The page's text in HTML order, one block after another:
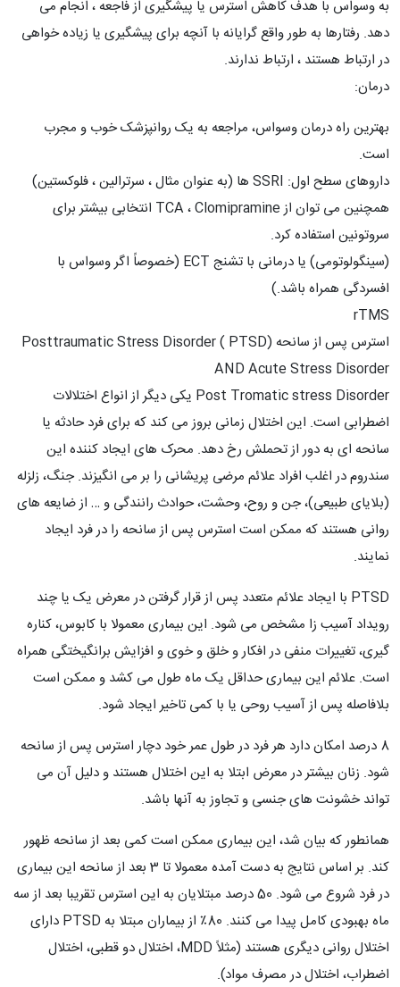
به وسواس با هدف کاهش استرس یا پیشگیری از فاجعه ، انجام می
دهد. رفتارها به طور واقع گرایانه با آنچه برای پیشگیری یا زیاده خواهی
در ارتباط هستند ، ارتباط ندارند.
درمان:
بهترین راه درمان وسواس، مراجعه به یک روانپزشک خوب و مجرب
است.
داروهای سطح اول: SSRI ها (به عنوان مثال ، سرترالین ، فلوکستین)
همچنین می توان از TCA ، Clomipramine انتخابی بیشتر برای
سروتونین استفاده کرد.
(سینگولوتومی) یا درمانی با تشنج ECT (خصوصاً اگر وسواس با
افسردگی همراه باشد.)
rTMS
استرس پس از سانحه Posttraumatic Stress Disorder ( PTSD)
AND Acute Stress Disorder
Post Tromatic stress Disorder یکی دیگر از انواع اختلالات
اضطرابی است. این اختلال زمانی بروز می کند که برای فرد حادثه یا
سانحه ای به دور از تحملش رخ دهد. محرک های ایجاد کننده این
سندروم در اغلب افراد علائم مرضی پریشانی را بر می انگیزند. جنگ، زلزله
(بلایای طبیعی)، جن و روح، وحشت، حوادث رانندگی و … از ضایعه های
روانی هستند که ممکن است استرس پس از سانحه را در فرد ایجاد
نمایند.
PTSD با ایجاد علائم متعدد پس از قرار گرفتن در معرض یک یا چند
رویداد آسیب زا مشخص می شود. این بیماری معمولا با کابوس، کناره
گیری، تغییرات منفی در افکار و خلق و خوی و افزایش برانگیختگی همراه
است. علائم این بیماری حداقل یک ماه طول می کشد و ممکن است
بلافاصله پس از آسیب روحی یا با کمی تاخیر ایجاد شود.
8 درصد امکان دارد هر فرد در طول عمر خود دچار استرس پس از سانحه
شود. زنان بیشتر در معرض ابتلا به این اختلال هستند و دلیل آن می
تواند خشونت های جنسی و تجاوز به آنها باشد.
همانطور که بیان شد، این بیماری ممکن است کمی بعد از سانحه ظهور
کند. بر اساس نتایج به دست آمده معمولا تا 3 بعد از سانحه این بیماری
در فرد شروع می شود. 50 درصد مبتلایان به این استرس تقریبا بعد از سه
ماه بهبودی کامل پیدا می کنند. 80٪ از بیماران مبتلا به PTSD دارای
اختلال روانی دیگری هستند (مثلاً MDD، اختلال دو قطبی، اختلال
اضطراب، اختلال در مصرف مواد).